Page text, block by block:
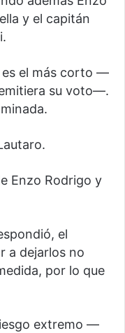
y el capitán
el más corto —
su voto—.
Enzo Rodrigo y
el
a dejarlos no
por lo que
extremo —